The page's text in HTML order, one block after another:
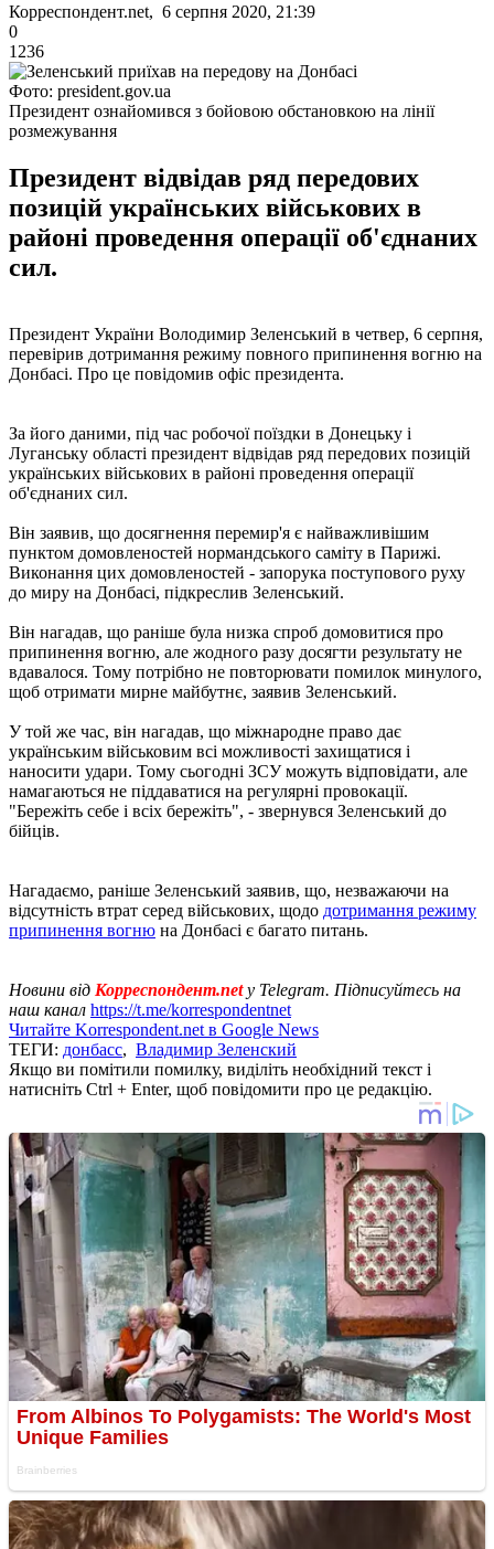
Корреспондент.net, 6 серпня 2020, 21:39
0
1236
Фото: president.gov.ua
Президент ознайомився з бойовою обстановкою на лінії
розмежування
Президент відвідав ряд передових
позицій українських військових в
районі проведення операції об'єднаних
сил.
Президент України Володимир Зеленський в четвер, 6 серпня,
перевірив дотримання режиму повного припинення вогню на
Донбасі. Про це повідомив офіс президента.
За його даними, під час робочої поїздки в Донецьку і
Луганську області президент відвідав ряд передових позицій
українських військових в районі проведення операції
об'єднаних сил.
Він заявив, що досягнення перемир'я є найважливішим
пунктом домовленостей нормандського саміту в Парижі.
Виконання цих домовленостей - запорука поступового руху
до миру на Донбасі, підкреслив Зеленський.
Він нагадав, що раніше була низка спроб домовитися про
припинення вогню, але жодного разу досягти результату не
вдавалося. Тому потрібно не повторювати помилок минулого,
щоб отримати мирне майбутнє, заявив Зеленський.
У той же час, він нагадав, що міжнародне право дає
українським військовим всі можливості захищатися і
наносити удари. Тому сьогодні ЗСУ можуть відповідати, але
намагаються не піддаватися на регулярні провокації.
"Бережіть себе і всіх бережіть", - звернувся Зеленський до
бійців.
Нагадаємо, раніше Зеленський заявив, що, незважаючи на
відсутність втрат серед військових, щодо дотримання режиму
припинення вогню на Донбасі є багато питань.
Новини від Корреспондент.net у Telegram. Підписуйтесь на
наш канал https://t.me/korrespondentnet
Читайте Korrespondent.net в Google News
ТЕГИ: донбасс, Владимир Зеленский
Якщо ви помітили помилку, виділіть необхідний текст і
натисніть Ctrl + Enter, щоб повідомити про це редакцію.